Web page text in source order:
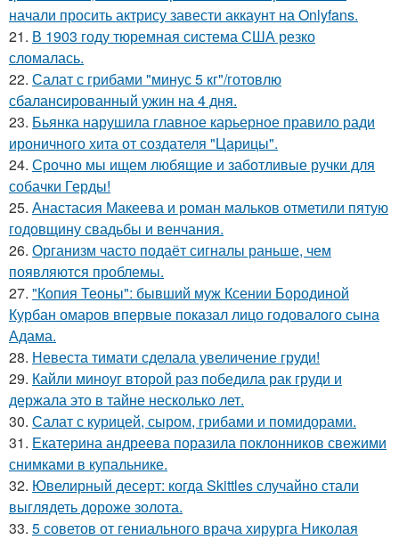
начали просить актрису завести аккаунт на Onlyfans.
21. В 1903 году тюремная система США резко
сломалась.
22. Салат с грибами "минус 5 кг"/готовлю
сбалансированный ужин на 4 дня.
23. Бьянка нарушила главное карьерное правило ради
ироничного хита от создателя "Царицы".
24. Срочно мы ищем любящие и заботливые ручки для
собачки Герды!
25. Анастасия Макеева и роман мальков отметили пятую
годовщину свадьбы и венчания.
26. Организм часто подаёт сигналы раньше, чем
появляются проблемы.
27. "Копия Теоны": бывший муж Ксении Бородиной
Курбан омаров впервые показал лицо годовалого сына
Адама.
28. Невеста тимати сделала увеличение груди!
29. Кайли миноуг второй раз победила рак груди и
держала это в тайне несколько лет.
30. Салат с курицей, сыром, грибами и помидорами.
31. Екатерина андреева поразила поклонников свежими
снимками в купальнике.
32. Ювелирный десерт: когда Skittles случайно стали
выглядеть дороже золота.
33. 5 советов от гениального врача хирурга Николая